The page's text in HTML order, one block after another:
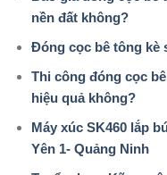
nền đất không?
Đóng cọc bê tông kè
Thi công đóng cọc
hiệu quả không?
Máy xúc SK460 lắp
Yên 1- Quảng Ninh